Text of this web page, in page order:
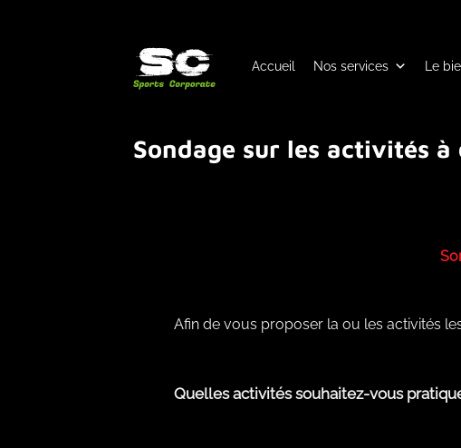
Accueil Nos services Le
Sondage sur les activités
Afin de vous proposer la ou les activités
PRÉSENTATION
Quelles activités souhaitez-vous